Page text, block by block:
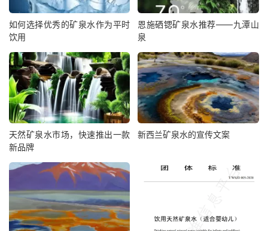
如何选择优秀的矿泉水作为平时
饮用
恩施硒锶矿泉水推荐——九潭山
泉
天然矿泉水市场，快速推出一款
新品牌
新西兰矿泉水的宣传文案